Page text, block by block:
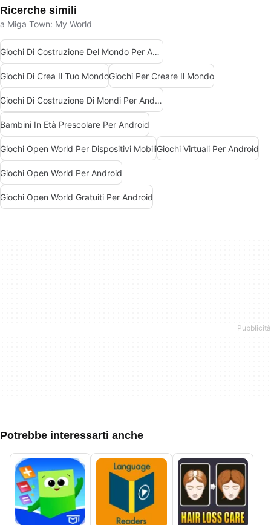
Ricerche simili
a Miga Town: My World
Giochi Di Costruzione Del Mondo Per Android
Giochi Di Crea Il Tuo MondoGiochi Per Creare Il Mondo
Giochi Di Costruzione Di Mondi Per Android
Bambini In Età Prescolare Per Android
Giochi Open World Per Dispositivi MobiliGiochi Virtuali Per Android
Giochi Open World Per Android
Giochi Open World Gratuiti Per Android
Potrebbe interessarti anche